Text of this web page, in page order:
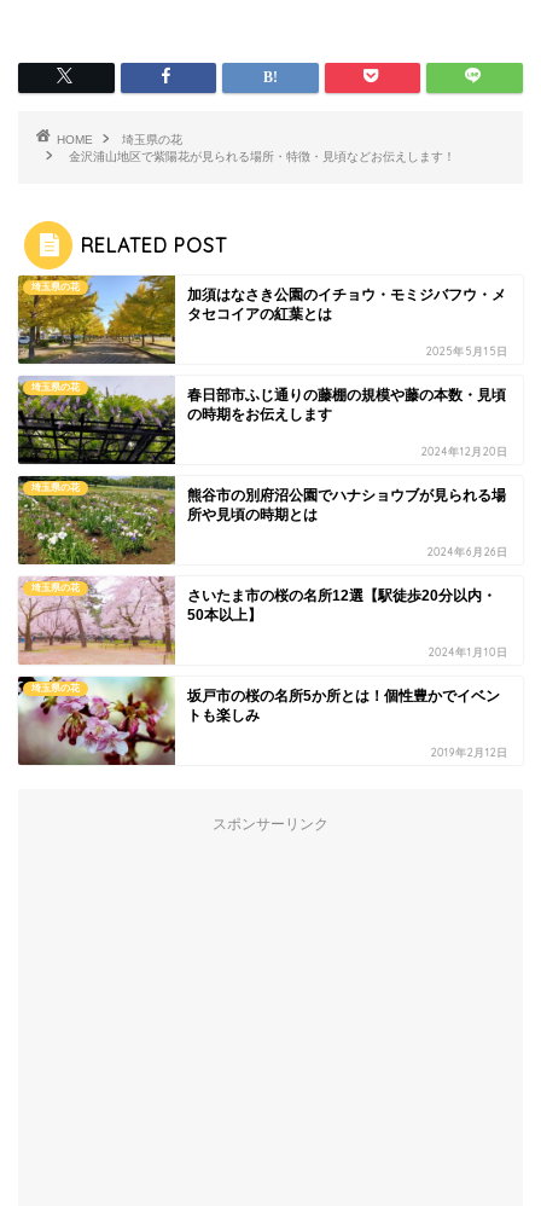
HOME
埼玉県の花
金沢浦山地区で紫陽花が見られる場所・特徴・見頃などお伝えします！
RELATED POST
埼玉県の花
加須はなさき公園のイチョウ・モミジバフウ・メ
タセコイアの紅葉とは
2025年5月15日
埼玉県の花
春日部市ふじ通りの藤棚の規模や藤の本数・見頃
の時期をお伝えします
2024年12月20日
埼玉県の花
熊谷市の別府沼公園でハナショウブが見られる場
所や見頃の時期とは
2024年6月26日
埼玉県の花
さいたま市の桜の名所12選【駅徒歩20分以内・
50本以上】
2024年1月10日
埼玉県の花
坂戸市の桜の名所5か所とは！個性豊かでイベン
トも楽しみ
2019年2月12日
スポンサーリンク